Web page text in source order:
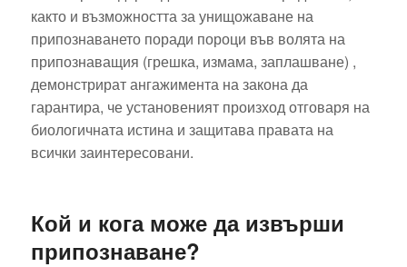
както и възможността за унищожаване на
припознаването поради пороци във волята на
припознаващия (грешка, измама, заплашване) ,
демонстрират ангажимента на закона да
гарантира, че установеният произход отговаря на
биологичната истина и защитава правата на
всички заинтересовани.
Кой и кога може да извърши
припознаване?